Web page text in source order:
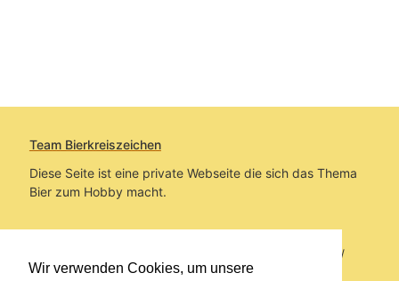
Wir verwenden Cookies, um unsere
Team Bierkreiszeichen
Diese Seite ist eine private Webseite die sich das Thema
Bier zum Hobby macht.
Sie befinden sich auf https://www.bierkreiszeichen.at/